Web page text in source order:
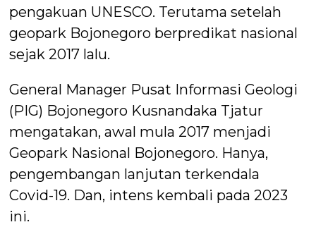
pengakuan UNESCO. Terutama setelah
geopark Bojonegoro berpredikat nasional
sejak 2017 lalu.
General Manager Pusat Informasi Geologi
(PIG) Bojonegoro Kusnandaka Tjatur
mengatakan, awal mula 2017 menjadi
Geopark Nasional Bojonegoro. Hanya,
pengembangan lanjutan terkendala
Covid-19. Dan, intens kembali pada 2023
ini.